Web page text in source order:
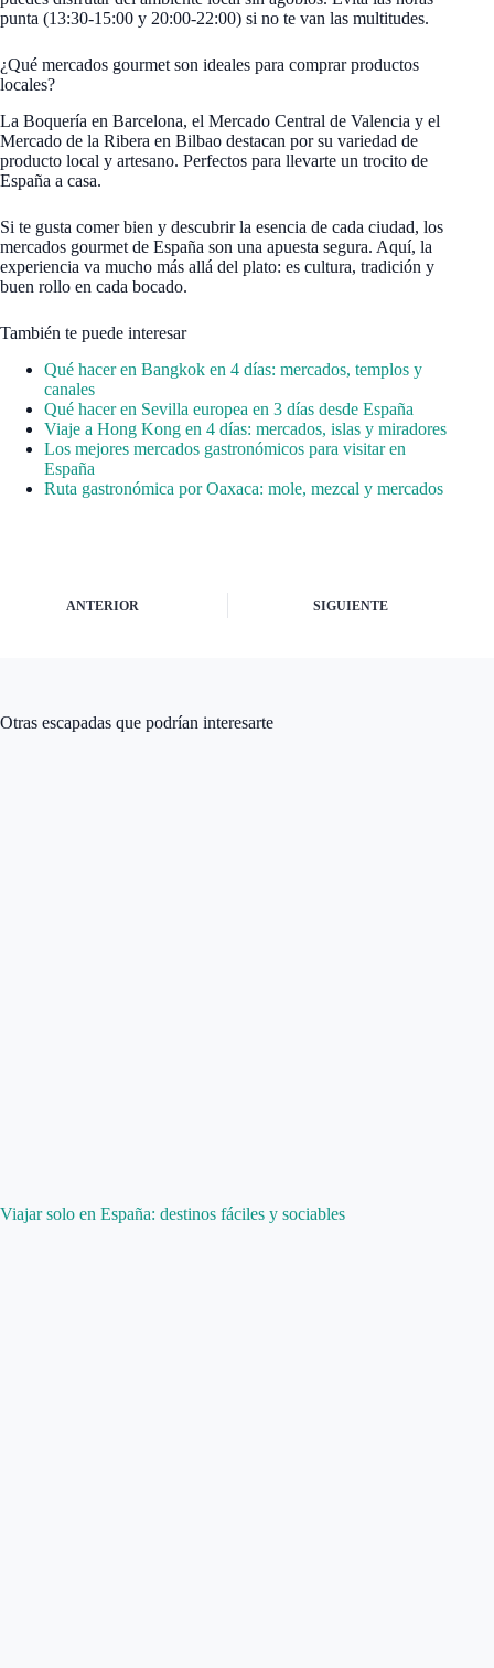
punta (13:30-15:00 y 20:00-22:00) si no te van las multitudes.
¿Qué mercados gourmet son ideales para comprar productos
locales?
La Boquería en Barcelona, el Mercado Central de Valencia y el
Mercado de la Ribera en Bilbao destacan por su variedad de
producto local y artesano. Perfectos para llevarte un trocito de
España a casa.
Si te gusta comer bien y descubrir la esencia de cada ciudad, los
mercados gourmet de España son una apuesta segura. Aquí, la
experiencia va mucho más allá del plato: es cultura, tradición y
buen rollo en cada bocado.
También te puede interesar
Qué hacer en Bangkok en 4 días: mercados, templos y
canales
Qué hacer en Sevilla europea en 3 días desde España
Viaje a Hong Kong en 4 días: mercados, islas y miradores
Los mejores mercados gastronómicos para visitar en
España
Ruta gastronómica por Oaxaca: mole, mezcal y mercados
ANTERIOR SIGUIENTE
Otras escapadas que podrían interesarte
Viajar solo en España: destinos fáciles y sociables